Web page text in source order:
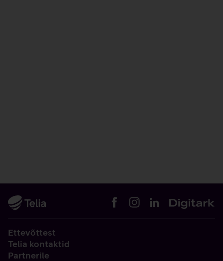
Ettevõttest
Telia kontaktid
Partnerile